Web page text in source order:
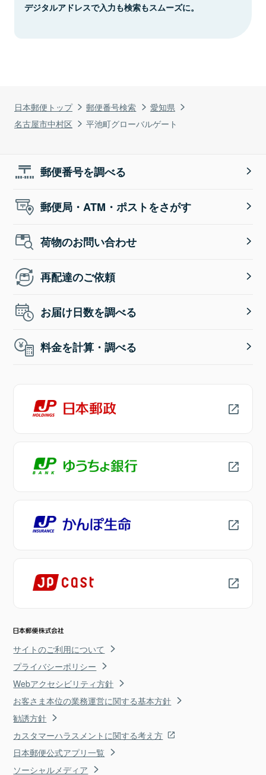
日本郵便トップ 郵便番号検索
愛知県
名古屋市中村区
平池町グローバルゲート
デジタルアドレスで入力も検索もスムーズに。
郵便番号を調べる
郵便局・ATM・ポストをさがす
荷物のお問い合わせ
再配達のご依頼
お届け日数を調べる
料金を計算・調べる
サイトのご利用について
プライバシーポリシー
Webアクセシビリティ方針
お客さま本位の業務運営に関する基本方針
勧誘方針
カスタマーハラスメントに関する考え方
日本郵便公式アプリ一覧
ソーシャルメディア